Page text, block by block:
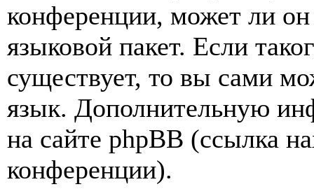
конференции, может ли
языковой пакет. Если
существует, то вы сами
язык. Дополнительную
на сайте phpBB (ссылка
конференции).